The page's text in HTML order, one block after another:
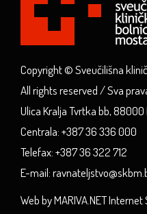
Copyright © Sveučilišna
All rights reserved / Sva
Ulica Kralja Tvrtka bb,
Centrala: +387 36 336 000
Telefax: +387 36 322 712
E-mail:
Web by MARIVA.NET